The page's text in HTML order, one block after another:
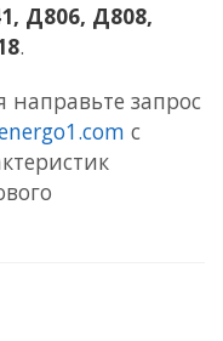
Д806, Д808,
.
запрос
с